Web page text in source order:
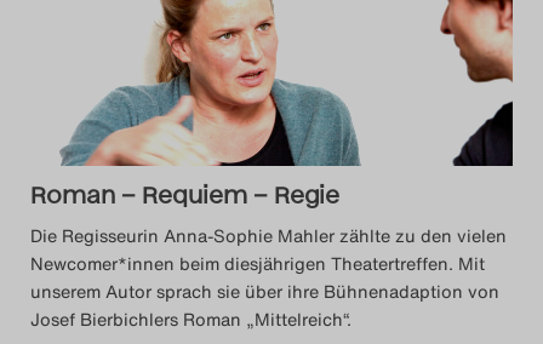
Das Theatertreffen-Blog
2014
Das Theatertreffen-Blog
2015
Das Theatertreffen-Blog
2016
Roman – Requiem – Regie
Die Regisseurin Anna-Sophie Mahler zählte zu den vielen
Newcomer*innen beim diesjährigen Theatertreffen. Mit
unserem Autor sprach sie über ihre Bühnenadaption von
Josef Bierbichlers Roman „Mittelreich“.